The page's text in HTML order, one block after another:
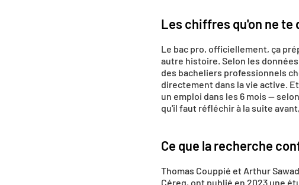
Les chiffres qu'on ne te
Le bac pro, officiellement, ça
autre histoire. Selon les
des bacheliers professionnels
directement dans la vie active.
un emploi dans les 6 mois —
qu'il faut réfléchir à la suite
Ce que la recherche
Thomas Couppié et Arthur
Céreq, ont publié en 2023 une